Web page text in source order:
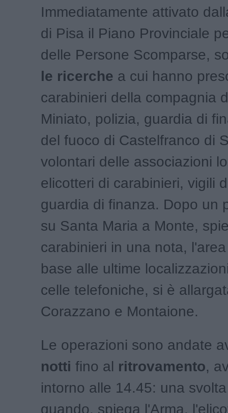
Immediatamente attivato
di Pisa il Piano Provinciale
delle Persone Scomparse,
le ricerche a cui hanno
carabinieri della compagnia
Miniato, polizia, guardia di
del fuoco di Castelfranco di
volontari delle associazioni
elicotteri di carabinieri, vigili
guardia di finanza. Dopo un
su Santa Maria a Monte,
carabinieri in una nota,
base alle ultime
celle telefoniche, si è
Corazzano e Montaione.
Le operazioni sono andate
notti fino al ritrovamento,
intorno alle 14.45: una
quando, spiega l'Arma,